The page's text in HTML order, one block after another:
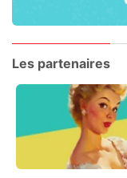
Les partenaires